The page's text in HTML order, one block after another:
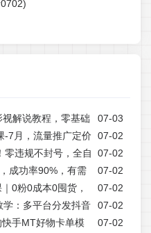
07-03
解说教程，零基础
07-02
-7月，流量推广定价
长期出单
07-02
零违规不封号，全自
日入1000+【揭秘】 07-02
成功率90%，有需
07-02
0粉0成本0囤货，
0702)
07-02
：多平台分发抖音
份收益月入20000+
07-02
手MT好物卡单模